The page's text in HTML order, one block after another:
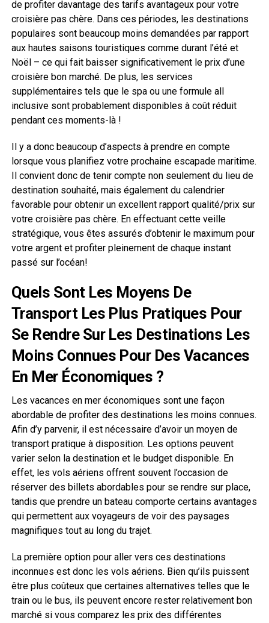
de profiter davantage des tarifs avantageux pour votre
croisière pas chère. Dans ces périodes, les destinations
populaires sont beaucoup moins demandées par rapport
aux hautes saisons touristiques comme durant l’été et
Noël – ce qui fait baisser significativement le prix d’une
croisière bon marché. De plus, les services
supplémentaires tels que le spa ou une formule all
inclusive sont probablement disponibles à coût réduit
pendant ces moments-là !
Il y a donc beaucoup d’aspects à prendre en compte
lorsque vous planifiez votre prochaine escapade maritime.
Il convient donc de tenir compte non seulement du lieu de
destination souhaité, mais également du calendrier
favorable pour obtenir un excellent rapport qualité/prix sur
votre croisière pas chère. En effectuant cette veille
stratégique, vous êtes assurés d’obtenir le maximum pour
votre argent et profiter pleinement de chaque instant
passé sur l’océan!
Quels Sont Les Moyens De
Transport Les Plus Pratiques Pour
Se Rendre Sur Les Destinations Les
Moins Connues Pour Des Vacances
En Mer Économiques ?
Les vacances en mer économiques sont une façon
abordable de profiter des destinations les moins connues.
Afin d’y parvenir, il est nécessaire d’avoir un moyen de
transport pratique à disposition. Les options peuvent
varier selon la destination et le budget disponible. En
effet, les vols aériens offrent souvent l’occasion de
réserver des billets abordables pour se rendre sur place,
tandis que prendre un bateau comporte certains avantages
qui permettent aux voyageurs de voir des paysages
magnifiques tout au long du trajet.
La première option pour aller vers ces destinations
inconnues est donc les vols aériens. Bien qu’ils puissent
être plus coûteux que certaines alternatives telles que le
train ou le bus, ils peuvent encore rester relativement bon
marché si vous comparez les prix des différentes